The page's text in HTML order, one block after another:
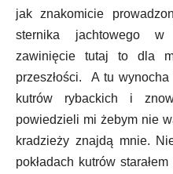
jak znakomicie
sternika jachtowego w
zawinięcie tutaj to dla
przeszłości. A tu
kutrów rybackich i
powiedzieli mi żebym nie
kradzieży znajdą mnie.
pokładach kutrów